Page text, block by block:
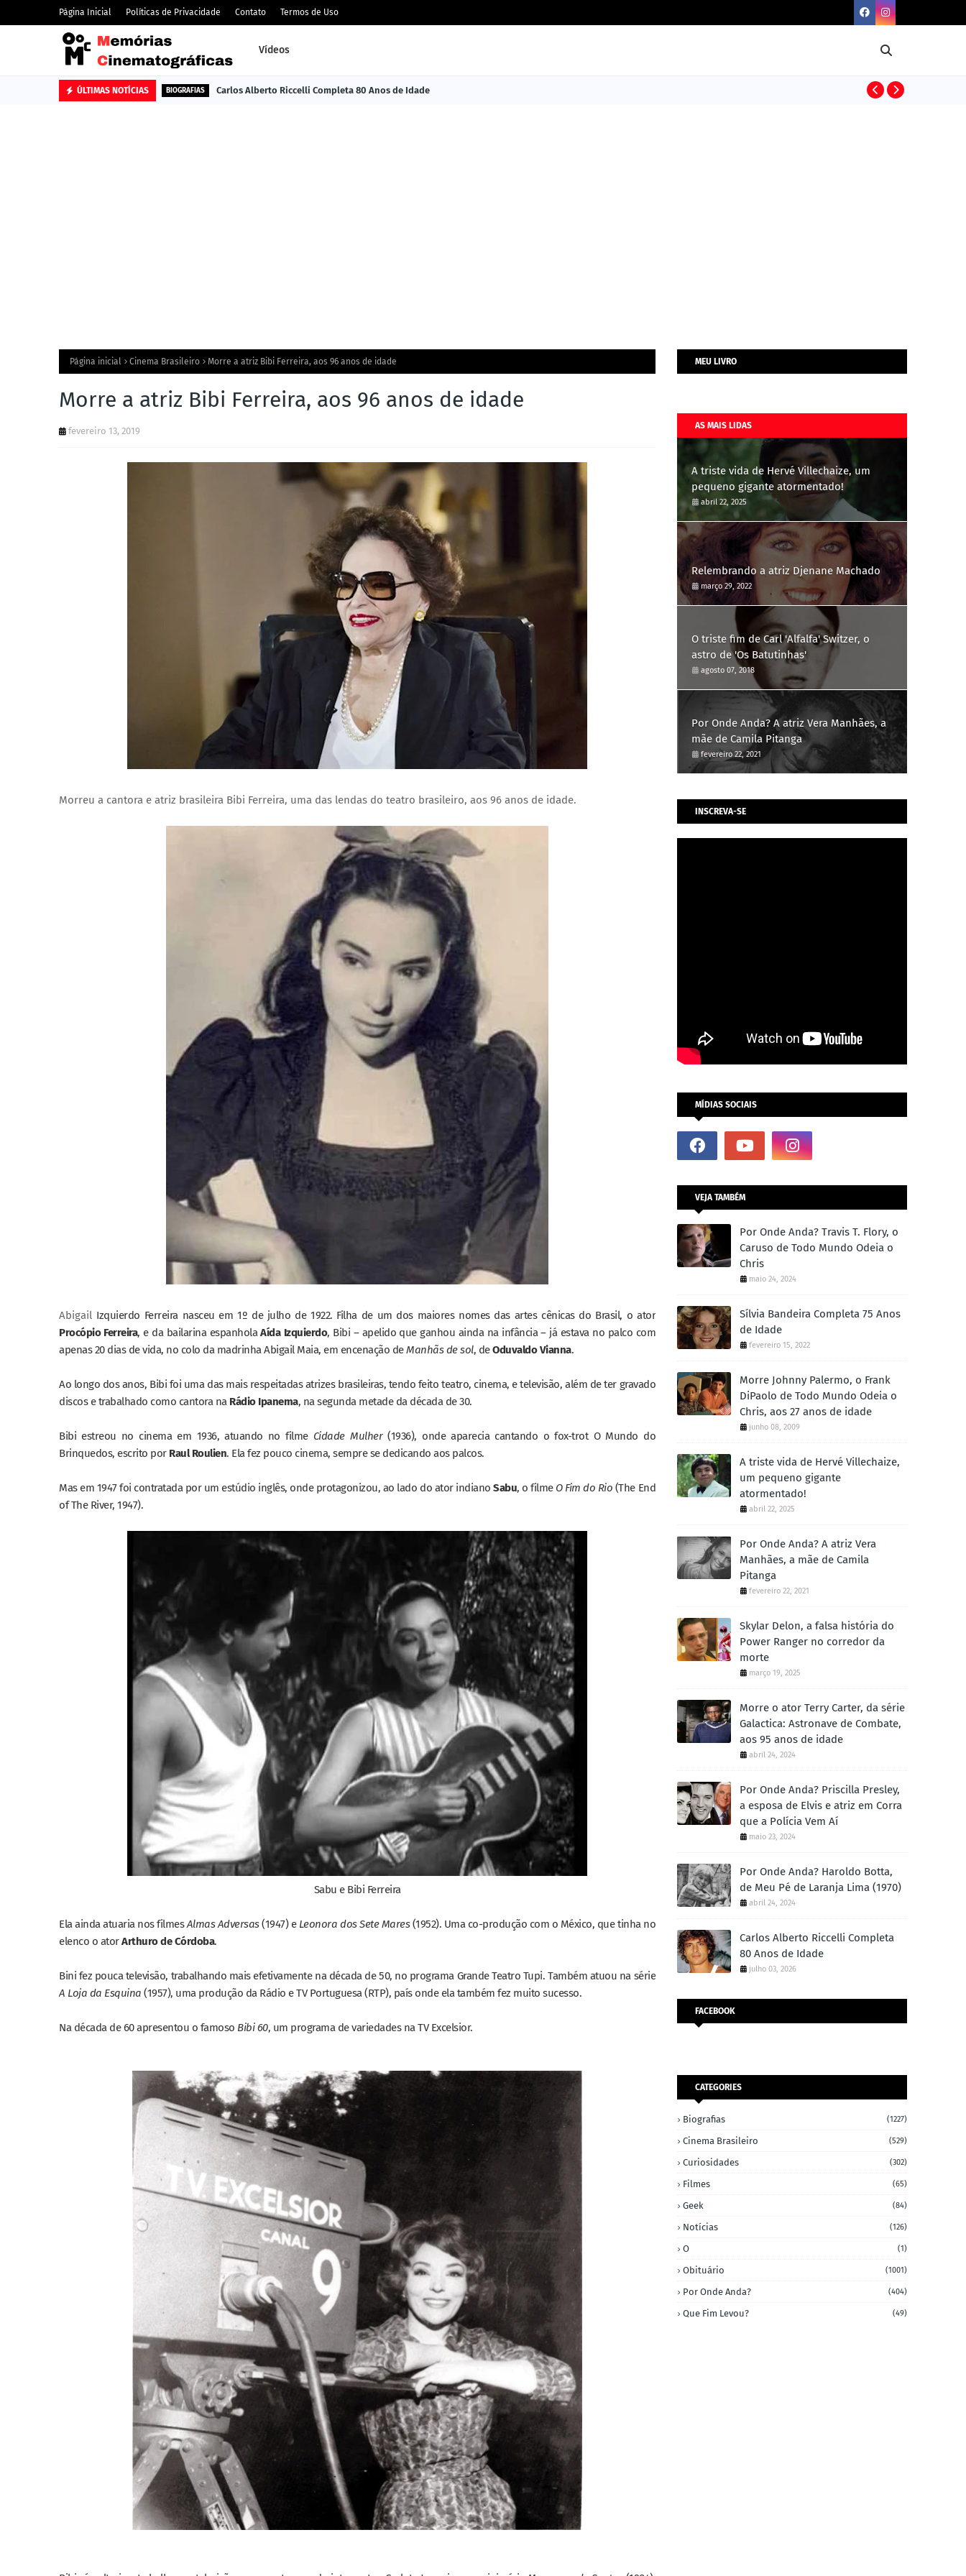
Página Inicial Políticas de Privacidade Contato Termos de Uso
Vídeos
ÚLTIMAS NOTÍCIAS BIOGRAFIAS Carlos Alberto Riccelli Completa 80 Anos de Idade
Página inicial Cinema Brasileiro Morre a atriz Bibi Ferreira, aos 96 anos de idade
Morre a atriz Bibi Ferreira, aos 96 anos de idade
fevereiro 13, 2019
Morreu a cantora e atriz brasileira Bibi Ferreira, uma das lendas do teatro brasileiro, aos 96 anos de idade.
Abigail Izquierdo Ferreira nasceu em 1º de julho de 1922. Filha de um dos maiores nomes das artes cênicas do Brasil, o ator
Procópio Ferreira, e da bailarina espanholaAída Izquierdo, Bibi – apelido que ganhou ainda na infância – já estava no palco com
apenas 20 dias de vida, no colo da madrinha Abigail Maia, em encenação deManhãs de sol, deOduvaldo Vianna.
Ao longo dos anos, Bibi foi uma das mais respeitadas atrizes brasileiras, tendo feito teatro, cinema, e televisão, além de ter gravado
discos e trabalhado como cantora na Rádio Ipanema, na segunda metade da década de 30.
Bibi estreou no cinema em 1936, atuando no filme Cidade Mulher(1936), onde aparecia cantando o fox-trot O Mundo do
Brinquedos, escrito por Raul Roulien. Ela fez pouco cinema, sempre se dedicando aos palcos.
Mas em 1947 foi contratada por um estúdio inglês, onde protagonizou, ao lado do ator indianoSabu, o filme O Fim do Rio (The End
of The River, 1947).
Sabu e Bibi Ferreira
Ela ainda atuaria nos filmesAlmas Adversas(1947) e Leonora dos Sete Mares(1952). Uma co-produção com o México, que tinha no
elenco o atorArthuro de Córdoba.
Bini fez pouca televisão, trabalhando mais efetivamente na década de 50, no programa Grande Teatro Tupi. Também atuou na série
A Loja da Esquina (1957), uma produção da Rádio e TV Portuguesa (RTP), país onde ela também fez muito sucesso.
Na década de 60 apresentou o famoso Bibi 60, um programa de variedades na TV Excelsior.
MEU LIVRO
AS MAIS LIDAS
A triste vida de Hervé Villechaize, um
pequeno gigante atormentado!
abril 22, 2025
Relembrando a atriz Djenane Machado
março 29, 2022
O triste fim de Carl 'Alfalfa' Switzer, o
astro de 'Os Batutinhas'
agosto 07, 2018
Por Onde Anda? A atriz Vera Manhães, a
mãe de Camila Pitanga
fevereiro 22, 2021
INSCREVA-SE
MÍDIAS SOCIAIS
VEJA TAMBÉM
Por Onde Anda? Travis T. Flory, o
Caruso de Todo Mundo Odeia o
Chris
maio 24, 2024
Sílvia Bandeira Completa 75 Anos
de Idade
fevereiro 15, 2022
Morre Johnny Palermo, o Frank
DiPaolo de Todo Mundo Odeia o
Chris, aos 27 anos de idade
junho 08, 2009
A triste vida de Hervé Villechaize,
um pequeno gigante
atormentado!
abril 22, 2025
Por Onde Anda? A atriz Vera
Manhães, a mãe de Camila
Pitanga
fevereiro 22, 2021
Skylar Delon, a falsa história do
Power Ranger no corredor da
morte
março 19, 2025
Morre o ator Terry Carter, da série
Galactica: Astronave de Combate,
aos 95 anos de idade
abril 24, 2024
Por Onde Anda? Priscilla Presley,
a esposa de Elvis e atriz em Corra
que a Polícia Vem Aí
maio 23, 2024
Por Onde Anda? Haroldo Botta,
de Meu Pé de Laranja Lima (1970)
abril 24, 2024
Carlos Alberto Riccelli Completa
80 Anos de Idade
julho 03, 2026
FACEBOOK
CATEGORIES
Biografias (1227)
Cinema Brasileiro (529)
Curiosidades (302)
Filmes (65)
Geek (84)
Notícias (126)
O (1)
Obituário (1001)
Por Onde Anda? (404)
Que Fim Levou? (49)